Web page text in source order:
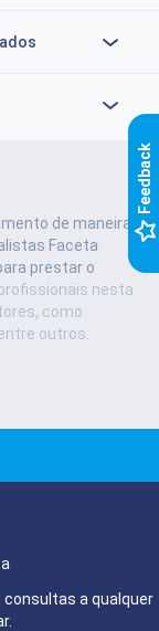
de maneira
Faceta
prestar o
nesta
como
outros.
k
consultas a qualquer